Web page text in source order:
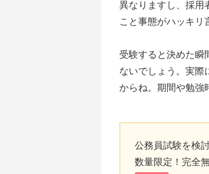
異なりますし、採用
こと事態がハッキリ
受験すると決めた瞬
ないでしょう。実際
からね。期間や勉強
公務員試験を検
数量限定！完全